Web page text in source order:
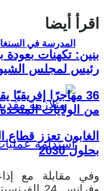
المدرسة في
اقرأ أيضا
بنين: تكهنات
رئيس لمجلس
36 مهاجرًا
من الولايات المتحدة
بحلول 2030